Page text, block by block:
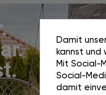
Damit
kannst und
Mit Social-
Social-
damit